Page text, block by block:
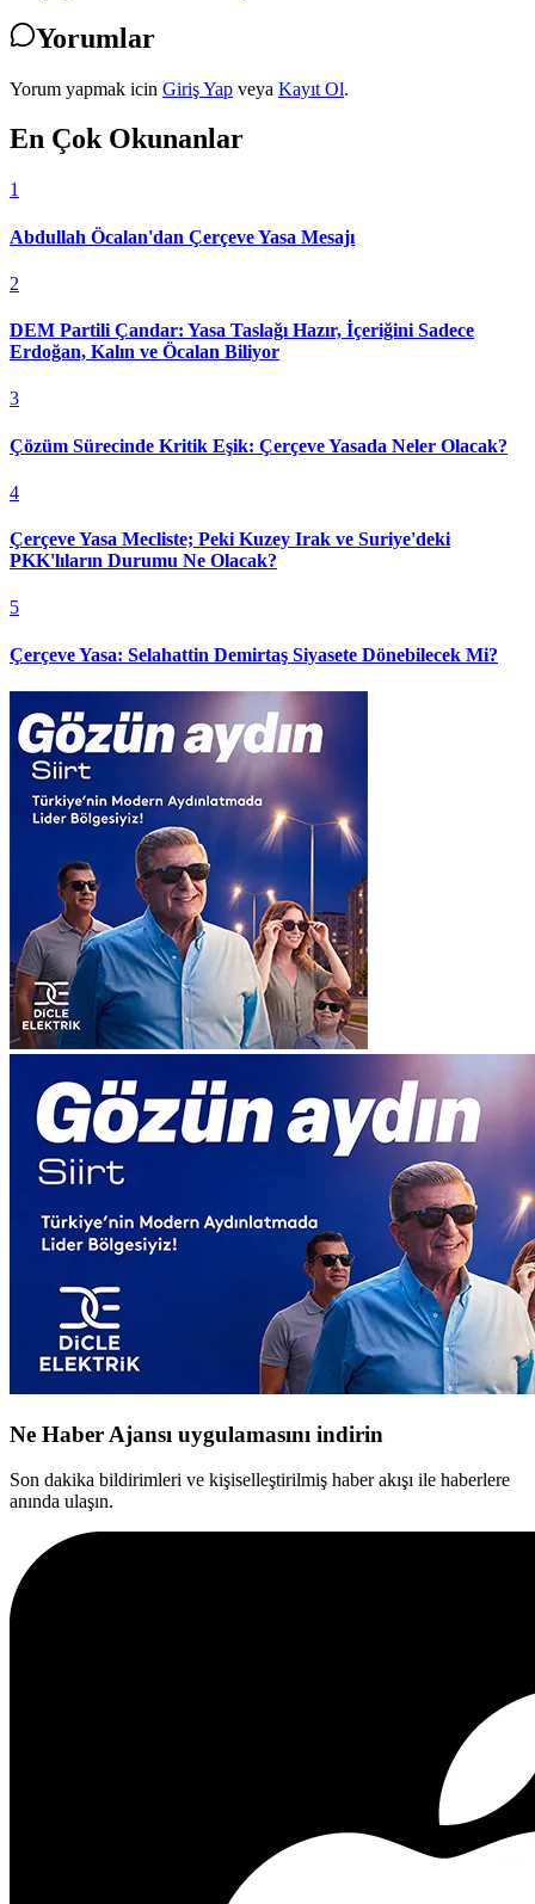
Yorumlar
Yorum yapmak icin Giriş Yap veya Kayıt Ol.
En Çok Okunanlar
1
Abdullah Öcalan'dan Çerçeve Yasa Mesajı
2
DEM Partili Çandar: Yasa Taslağı Hazır, İçeriğini Sadece
Erdoğan, Kalın ve Öcalan Biliyor
3
Çözüm Sürecinde Kritik Eşik: Çerçeve Yasada Neler Olacak?
4
Çerçeve Yasa Mecliste; Peki Kuzey Irak ve Suriye'deki
PKK'lıların Durumu Ne Olacak?
5
Çerçeve Yasa: Selahattin Demirtaş Siyasete Dönebilecek Mi?
Ne Haber Ajansı uygulamasını indirin
Son dakika bildirimleri ve kişiselleştirilmiş haber akışı ile haberlere
anında ulaşın.